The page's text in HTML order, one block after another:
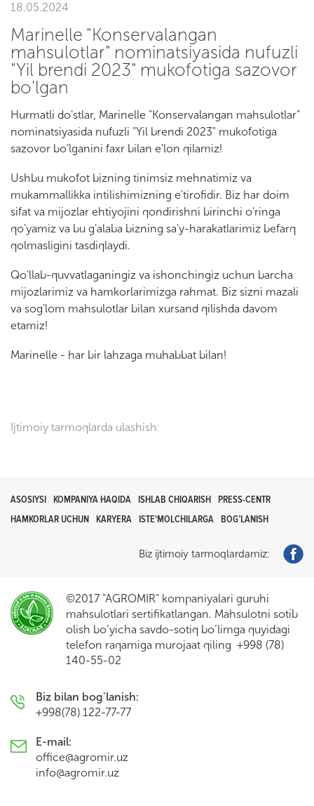
18.05.2024
Marinelle "Konservalangan
mahsulotlar" nominatsiyasida nufuzli
"Yil brendi 2023" mukofotiga sazovor
bo'lgan
Hurmatli do'stlar, Marinelle "Konservalangan mahsulotlar"
nominatsiyasida nufuzli "Yil brendi 2023" mukofotiga
sazovor bo'lganini faxr bilan e'lon qilamiz!
Ushbu mukofot bizning tinimsiz mehnatimiz va
mukammallikka intilishimizning e'tirofidir. Biz har doim
sifat va mijozlar ehtiyojini qondirishni birinchi o'ringa
qo'yamiz va bu g'alaba bizning sa'y-harakatlarimiz befarq
qolmasligini tasdiqlaydi.
Qo'llab-quvvatlaganingiz va ishonchingiz uchun barcha
mijozlarimiz va hamkorlarimizga rahmat. Biz sizni mazali
va sog'lom mahsulotlar bilan xursand qilishda davom
etamiz!
Marinelle - har bir lahzaga muhabbat bilan!
Ijtimoiy tarmoqlarda ulashish:
ASOSIYSI KOMPANIYA HAQIDA ISHLAB CHIQARISH
PRESS-CENTR
HAMKORLAR UCHUN
KARYERA ISTE'MOLCHILARGA BOG’LANISH
Biz ijtimoiy tarmoqlardamiz:
©2017 "AGROMIR" kompaniyalari guruhi
mahsulotlari sertifikatlangan. Mahsulotni sotib
olish bo’yicha savdo-sotiq bo’limga quyidagi
telefon raqamiga murojaat qiling +998 (78)
140-55-02
Biz bilan bog'lanish:
+998(78) 122-77-77
E-mail:
office@agromir.uz
info@agromir.uz